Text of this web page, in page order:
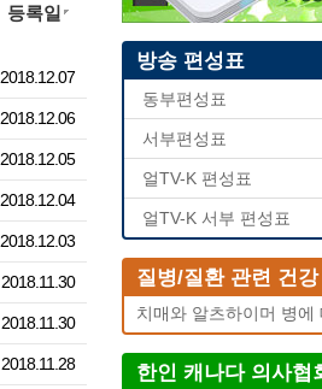
등록일
2018.12.07
2018.12.06
2018.12.05
2018.12.04
2018.12.03
2018.11.30
2018.11.30
2018.11.28
방송 편성표
동부편성표
서부편성표
얼TV-K 편성표
얼TV-K 서부 편성표
질병/질환 관련 건강
치매와 알츠하이머 병에
한인 캐나다 의사협